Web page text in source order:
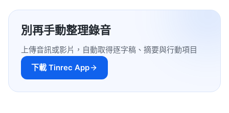
別再手動整理錄音
上傳音訊或影片，自動取得逐字稿、摘要與行動項目
下載 Tinrec App